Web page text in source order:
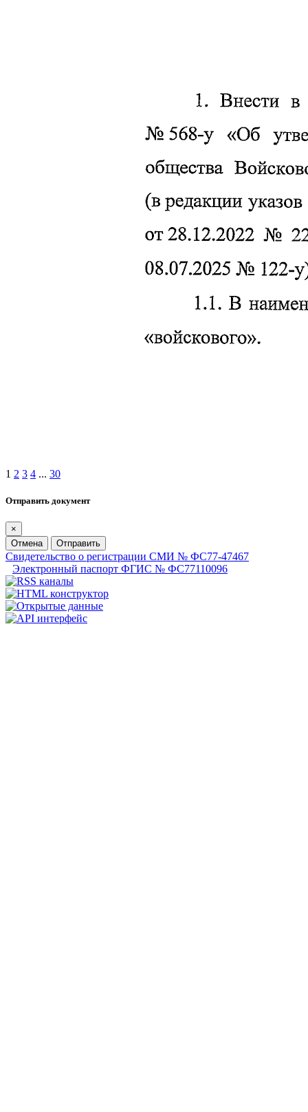
1 2 3 4 ... 30
Отправить документ
×
Отмена
Отправить
Свидетельство о регистрации СМИ № ФС77-47467
Электронный паспорт ФГИС № ФС77110096